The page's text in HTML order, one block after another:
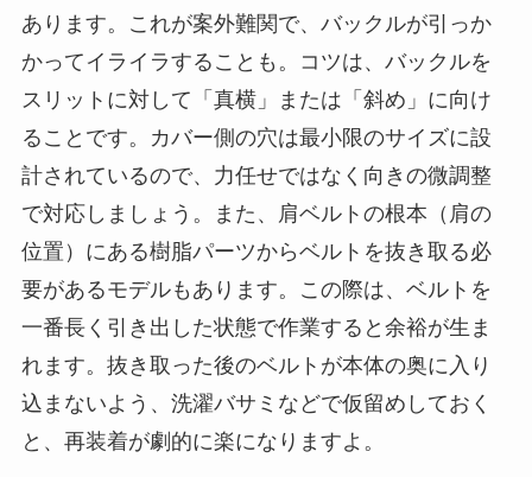
あります。これが案外難関で、バックルが引っか
かってイライラすることも。コツは、バックルを
スリットに対して「真横」または「斜め」に向け
ることです。カバー側の穴は最小限のサイズに設
計されているので、力任せではなく向きの微調整
で対応しましょう。また、肩ベルトの根本（肩の
位置）にある樹脂パーツからベルトを抜き取る必
要があるモデルもあります。この際は、ベルトを
一番長く引き出した状態で作業すると余裕が生ま
れます。抜き取った後のベルトが本体の奥に入り
込まないよう、洗濯バサミなどで仮留めしておく
と、再装着が劇的に楽になりますよ。